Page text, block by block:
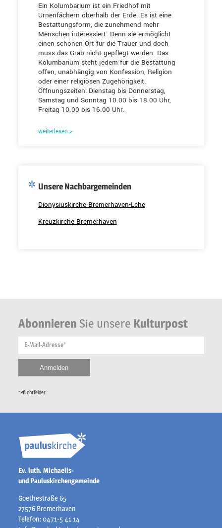
Ein Kolumbarium ist ein Friedhof mit
Urnenfächern oberhalb der Erde. Es ist eine
Bestattungsform, die zunehmend mehr
Menschen interessiert. Denn sie ermöglicht
einen schönen Ort für die Trauer und doch
muss das Grab nicht gepflegt werden. Das
Kolumbarium steht jedem für die Bestattung
offen, unabhängig von Konfession, Religion
oder einer religiösen Zugehörigkeit.
Öffnungszeiten: Dienstag bis Donnerstag,
Samstag und Sonntag 10.00 bis 18.00 Uhr,
Freitag 10.00 bis 16.00 Uhr.
weiterlesen >
Unsere Nachbargemeinden
Dionysiuskirche Bremerhaven-Lehe
Kreuzkirche Bremerhaven
Abonnieren Sie unsere Kulturpost
E-Mail-Adresse*
*Pflichtfelder
Ev. luth. Michaelis-
und Pauluskirchengemeinde
Goethestraße 65
27576 Bremerhaven
Telefon: 0471-5 41 14